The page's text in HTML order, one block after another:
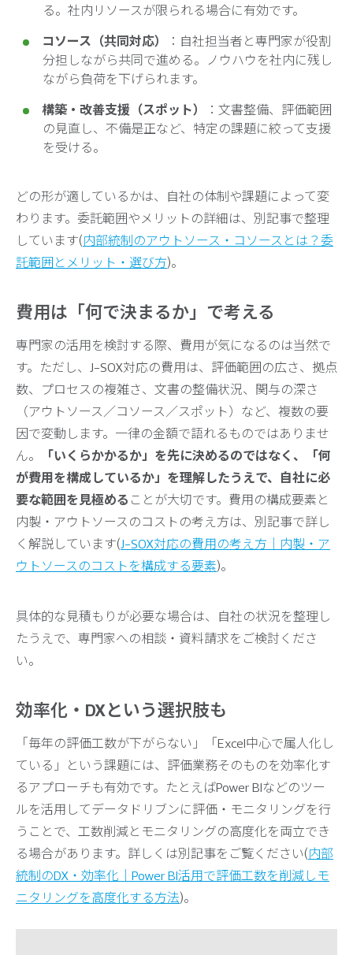
る。社内リソースが限られる場合に有効です。
コソース（共同対応）
：自社担当者と専門家が役割
分担しながら共同で進める。ノウハウを社内に残し
ながら負荷を下げられます。
構築・改善支援（スポット）
：文書整備、評価範囲
の見直し、不備是正など、特定の課題に絞って支援
を受ける。
どの形が適しているかは、自社の体制や課題によって変
わります。委託範囲やメリットの詳細は、別記事で整理
しています(内部統制のアウトソース・コソースとは？委
託範囲とメリット・選び方)。
費用は「何で決まるか」で考える
専門家の活用を検討する際、費用が気になるのは当然で
す。ただし、J-SOX対応の費用は、評価範囲の広さ、拠点
数、プロセスの複雑さ、文書の整備状況、関与の深さ
（アウトソース／コソース／スポット）など、複数の要
因で変動します。一律の金額で語れるものではありませ
ん。
「いくらかかるか」を先に決めるのではなく、「何
が費用を構成しているか」を理解したうえで、自社に必
要な範囲を見極める ことが大切です。費用の構成要素と
内製・アウトソースのコストの考え方は、別記事で詳し
く解説しています(J-SOX対応の費用の考え方｜内製・ア
ウトソースのコストを構成する要素)。
具体的な見積もりが必要な場合は、自社の状況を整理し
たうえで、専門家への相談・資料請求をご検討くださ
い。
効率化・DXという選択肢も
「毎年の評価工数が下がらない」「Excel中心で属人化し
ている」という課題には、評価業務そのものを効率化す
るアプローチも有効です。たとえばPower BIなどのツー
ルを活用してデータドリブンに評価・モニタリングを行
うことで、工数削減とモニタリングの高度化を両立でき
る場合があります。詳しくは別記事をご覧ください(内部
統制のDX・効率化｜Power BI活用で評価工数を削減しモ
ニタリングを高度化する方法)。